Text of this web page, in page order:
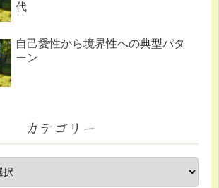
代
自己愛性から境界性への典型パタ
ーン
カテゴリー